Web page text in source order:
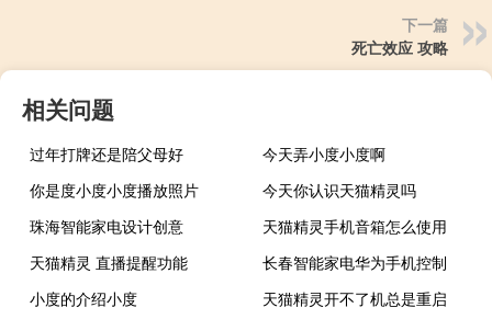
下一篇
死亡效应 攻略
相关问题
过年打牌还是陪父母好
今天弄小度小度啊
你是度小度小度播放照片
今天你认识天猫精灵吗
珠海智能家电设计创意
天猫精灵手机音箱怎么使用
天猫精灵 直播提醒功能
长春智能家电华为手机控制
小度的介绍小度
天猫精灵开不了机总是重启